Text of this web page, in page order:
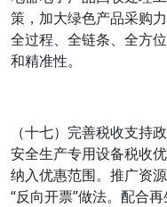
策，加大绿色产品采购
全过程、全链条、全方
和精准性。
（十七）完善税收支持
安全生产专用设备税收
纳入优惠范围。推广资
“反向开票”做法。配合